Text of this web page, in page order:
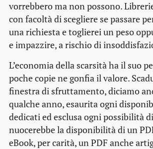
vorrebbero ma non possono.
con facoltà di scegliere se passare
una richiesta e toglierei un peso
e impazzire, a rischio di
L’economia della scarsità ha il suo
poche copie ne gonfia il valore.
finestra di sfruttamento, diciamo
qualche anno, esaurita ogni
dedicati ed esclusa ogni possibilità
nuocerebbe la disponibilità di un
eBook, per carità, un PDF anche